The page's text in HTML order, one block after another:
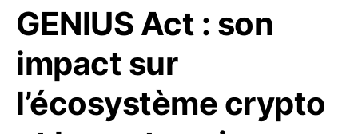
GENIUS Act : son
impact sur
l’écosystème crypto